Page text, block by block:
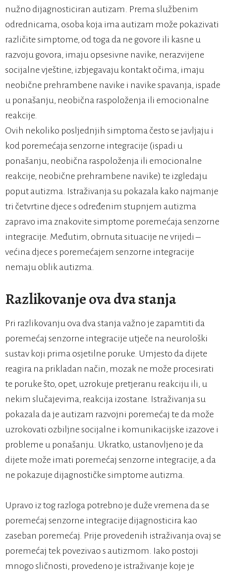
nužno dijagnosticiran autizam. Prema službenim
odrednicama, osoba koja ima autizam može pokazivati
različite simptome, od toga da ne govore ili kasne u
razvoju govora, imaju opsesivne navike, nerazvijene
socijalne vještine, izbjegavaju kontakt očima, imaju
neobične prehrambene navike i navike spavanja, ispade
u ponašanju, neobična raspoloženja ili emocionalne
reakcije.
Ovih nekoliko posljednjih simptoma često se javljaju i
kod poremećaja senzorne integracije (ispadi u
ponašanju, neobična raspoloženja ili emocionalne
reakcije, neobične prehrambene navike) te izgledaju
poput autizma. Istraživanja su pokazala kako najmanje
tri četvrtine djece s određenim stupnjem autizma
zapravo ima znakovite simptome poremećaja senzorne
integracije. Međutim, obrnuta situacije ne vrijedi –
većina djece s poremećajem senzorne integracije
nemaju oblik autizma.
Razlikovanje ova dva stanja
Pri razlikovanju ova dva stanja važno je zapamtiti da
poremećaj senzorne integracije utječe na neurološki
sustav koji prima osjetilne poruke. Umjesto da dijete
reagira na prikladan način, mozak ne može procesirati
te poruke što, opet, uzrokuje pretjeranu reakciju ili, u
nekim slučajevima, reakcija izostane. Istraživanja su
pokazala da je autizam razvojni poremećaj te da može
uzrokovati ozbiljne socijalne i komunikacijske izazove i
probleme u ponašanju. Ukratko, ustanovljeno je da
dijete može imati poremećaj senzorne integracije, a da
ne pokazuje dijagnostičke simptome autizma.
Upravo iz tog razloga potrebno je duže vremena da se
poremećaj senzorne integracije dijagnosticira kao
zaseban poremećaj. Prije provedenih istraživanja ovaj se
poremećaj tek povezivao s autizmom. Iako postoji
mnogo sličnosti, provedeno je istraživanje koje je